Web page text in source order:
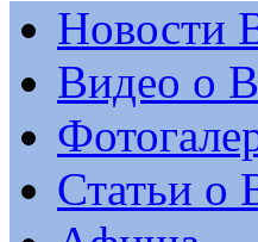
Новости
Видео о
Статьи о